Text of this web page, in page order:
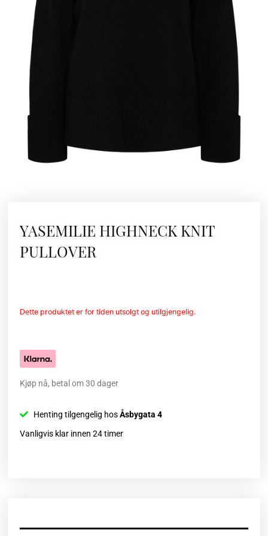
YASEMILIE HIGHNECK KNIT
PULLOVER
Dette produktet er for tiden utsolgt og utilgjengelig.
Kjøp nå, betal om 30 dager
Henting tilgengelig hosÅsbygata 4
Vanligvis klar innen 24 timer